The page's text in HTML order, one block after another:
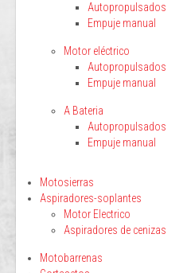
Autopropulsados
Empuje manual
Motor eléctrico
Autopropulsados
Empuje manual
A Bateria
Autopropulsados
Empuje manual
Motosierras
Aspiradores-soplantes
Motor Electrico
Aspiradores de cenizas
Motobarrenas